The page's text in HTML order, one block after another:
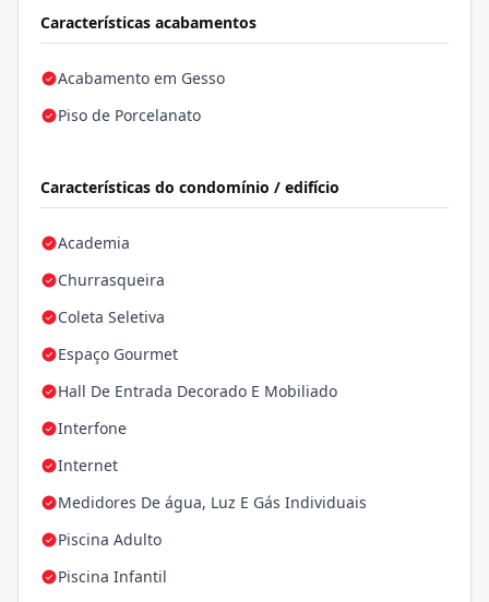
Características acabamentos
Acabamento em Gesso
Piso de Porcelanato
Características do condomínio / edifício
Academia
Churrasqueira
Coleta Seletiva
Espaço Gourmet
Hall De Entrada Decorado E Mobiliado
Interfone
Internet
Medidores De água, Luz E Gás Individuais
Piscina Adulto
Piscina Infantil